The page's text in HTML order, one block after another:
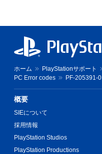
ホーム PlayStationサポート
PC Error codes
PF-205391-0
概要
SIEについて
採用情報
PlayStation Studios
PlayStation Productions